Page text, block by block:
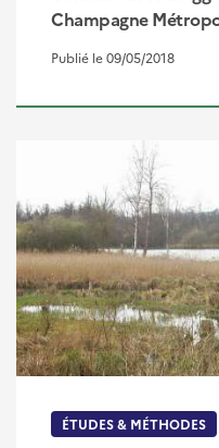
Champagne
Publié le 09/05/2018
ÉTUDES & MÉTHODES